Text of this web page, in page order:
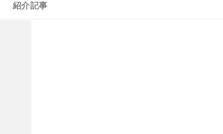
紹介記事